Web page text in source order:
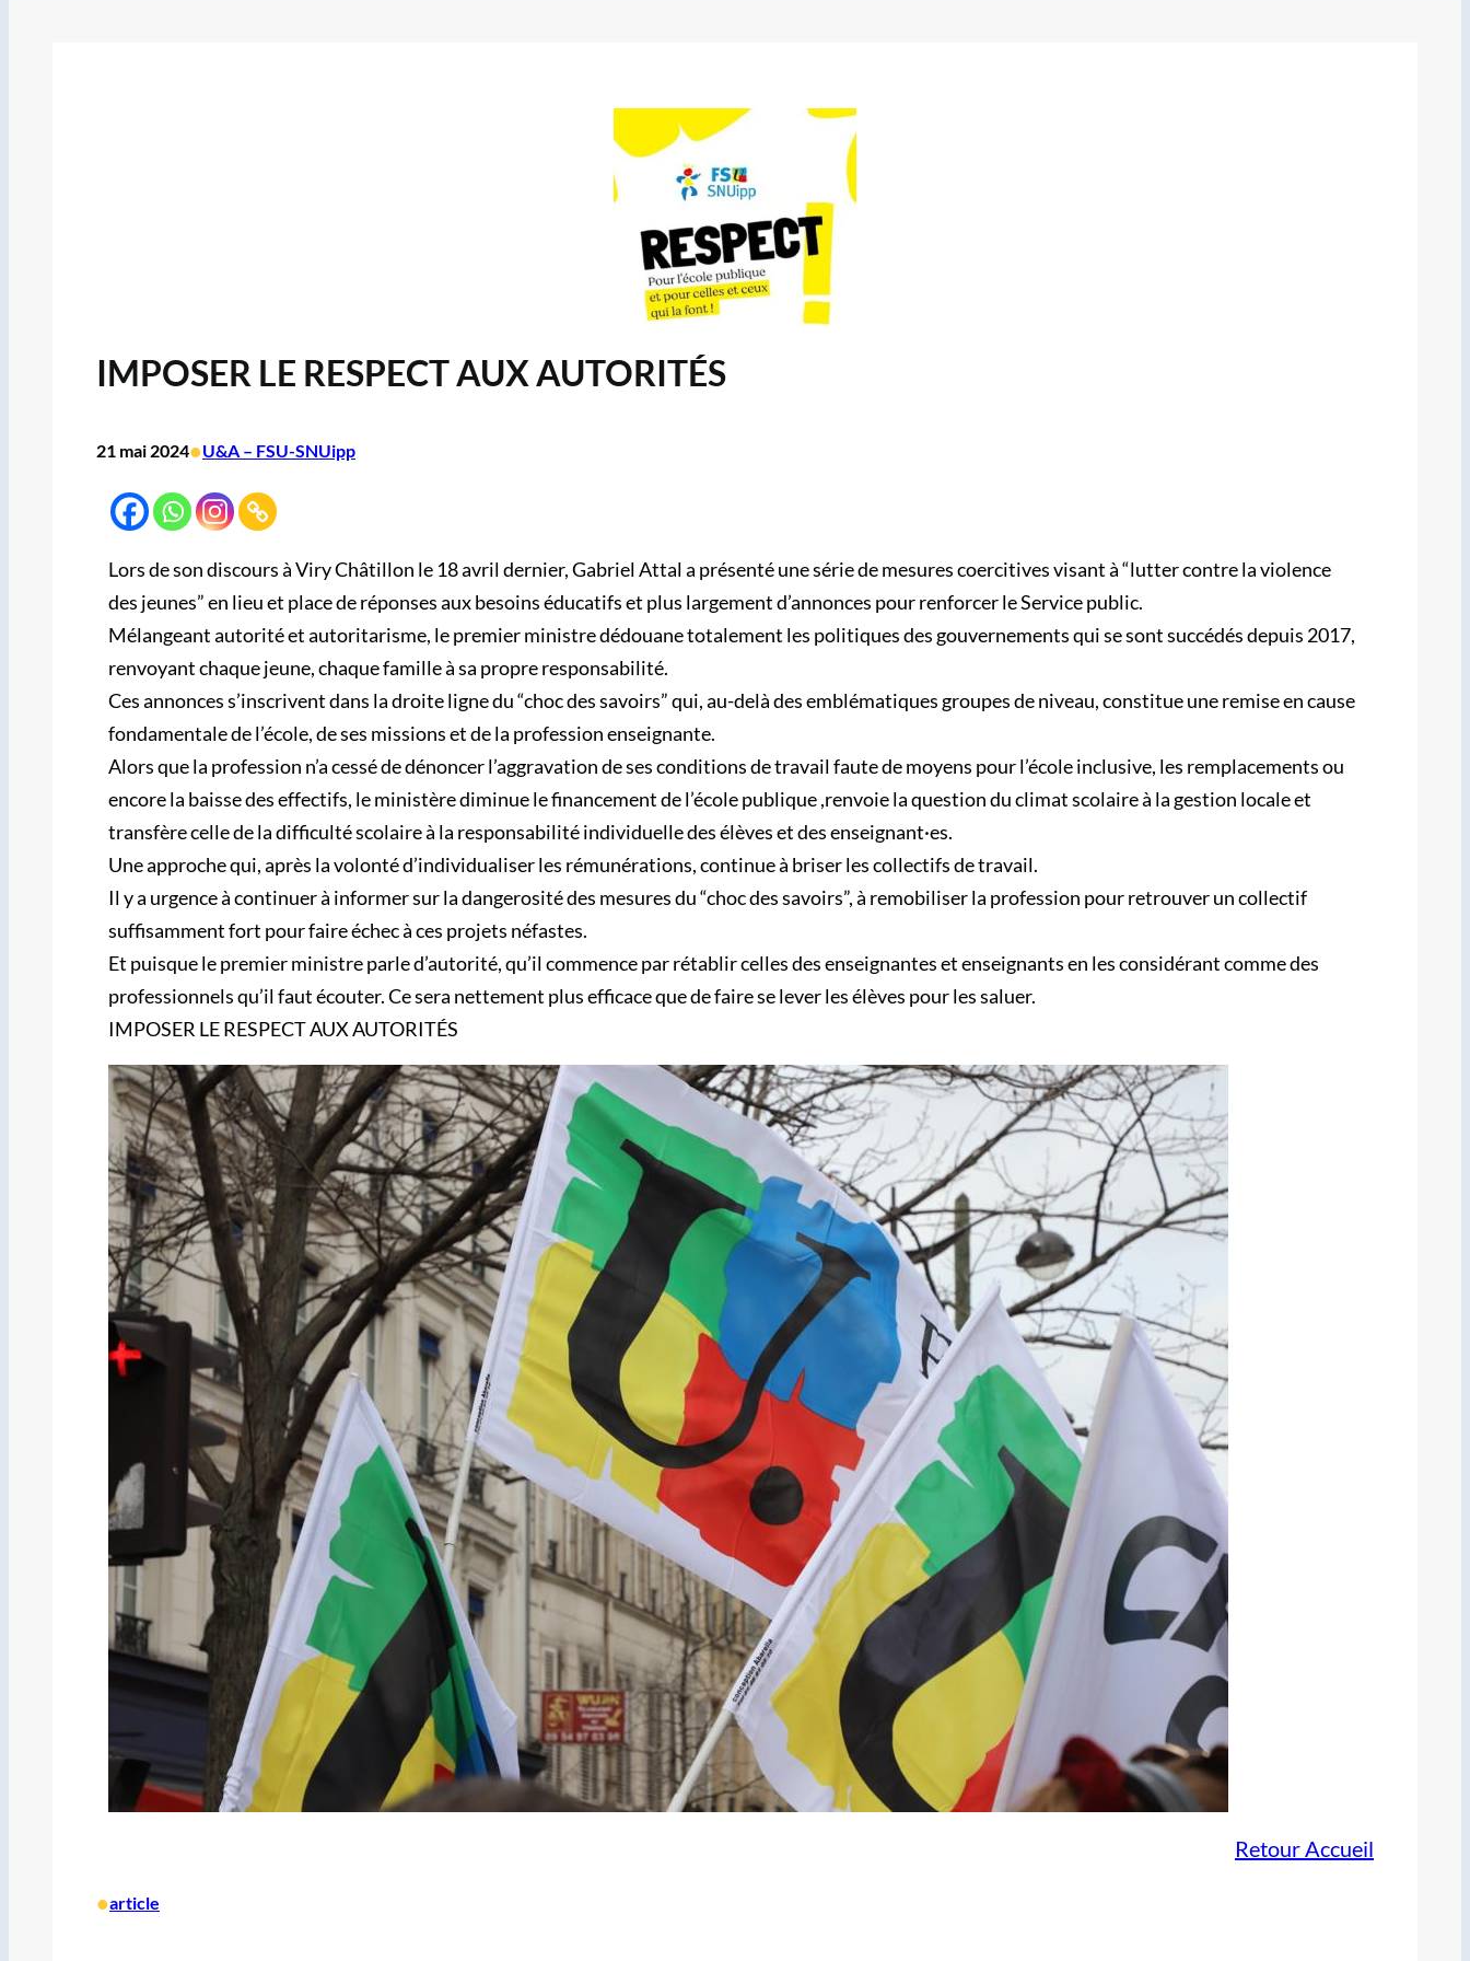
IMPOSER LE RESPECT AUX AUTORITÉS
21 mai 2024•U&A – FSU-SNUipp
Lors de son discours à Viry Châtillon le 18 avril dernier, Gabriel Attal a présenté une série de mesures coercitives visant à “lutter contre la violence
des jeunes” en lieu et place de réponses aux besoins éducatifs et plus largement d’annonces pour renforcer le Service public.
Mélangeant autorité et autoritarisme, le premier ministre dédouane totalement les politiques des gouvernements qui se sont succédés depuis 2017,
renvoyant chaque jeune, chaque famille à sa propre responsabilité.
Ces annonces s’inscrivent dans la droite ligne du “choc des savoirs” qui, au-delà des emblématiques groupes de niveau, constitue une remise en cause
fondamentale de l’école, de ses missions et de la profession enseignante.
Alors que la profession n’a cessé de dénoncer l’aggravation de ses conditions de travail faute de moyens pour l’école inclusive, les remplacements ou
encore la baisse des effectifs, le ministère diminue le financement de l’école publique ,renvoie la question du climat scolaire à la gestion locale et
transfère celle de la difficulté scolaire à la responsabilité individuelle des élèves et des enseignant·es.
Une approche qui, après la volonté d’individualiser les rémunérations, continue à briser les collectifs de travail.
Il y a urgence à continuer à informer sur la dangerosité des mesures du “choc des savoirs”, à remobiliser la profession pour retrouver un collectif
suffisamment fort pour faire échec à ces projets néfastes.
Et puisque le premier ministre parle d’autorité, qu’il commence par rétablir celles des enseignantes et enseignants en les considérant comme des
professionnels qu’il faut écouter. Ce sera nettement plus efficace que de faire se lever les élèves pour les saluer.
IMPOSER LE RESPECT AUX AUTORITÉS
Retour Accueil
•article